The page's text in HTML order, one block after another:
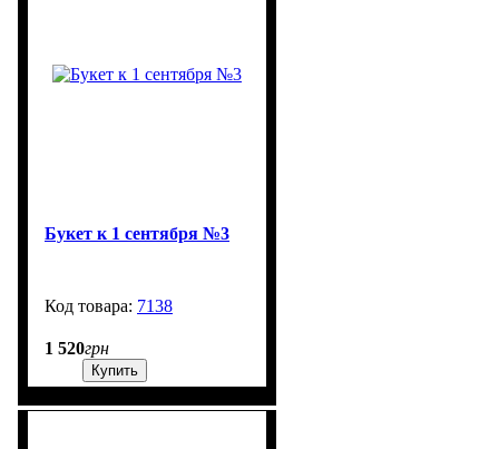
Букет к 1 сентября №3
7138
1 520грн
Купить